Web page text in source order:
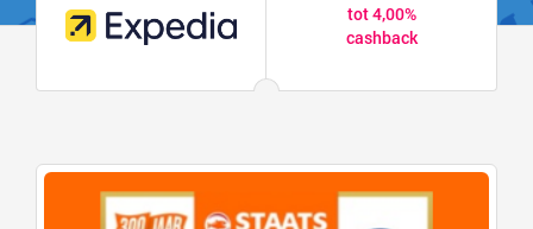
tot 4,00%
cashback